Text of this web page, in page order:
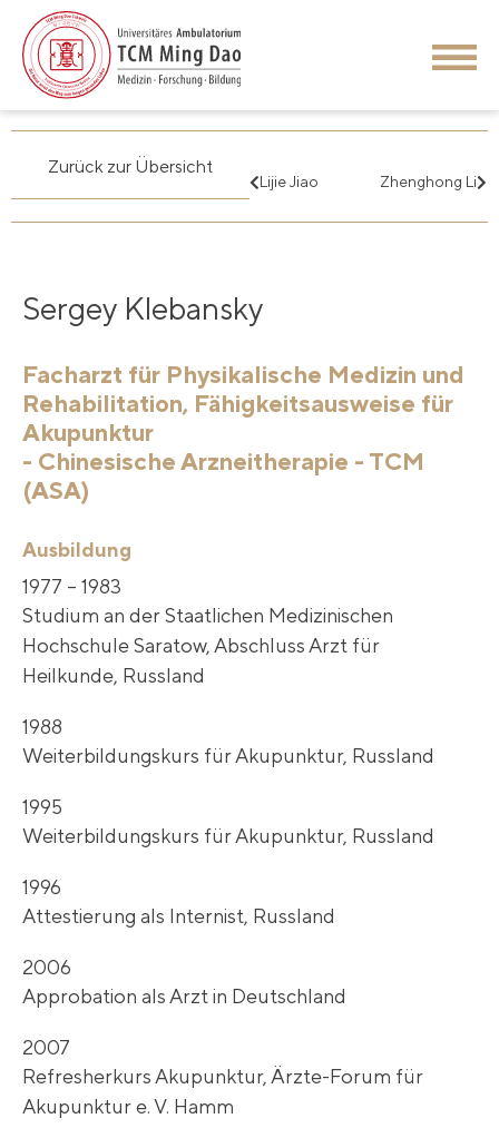
Zurück zur Übersicht
Lijie Jiao Zhenghong Li
Sergey Klebansky
Facharzt für Physikalische Medizin und
Rehabilitation, Fähigkeitsausweise für
Akupunktur
- Chinesische Arzneitherapie - TCM
(ASA)
Ausbildung
1977 – 1983
Studium an der Staatlichen Medizinischen
Hochschule Saratow, Abschluss Arzt für
Heilkunde, Russland
1988
Weiterbildungskurs für Akupunktur, Russland
1995
Weiterbildungskurs für Akupunktur, Russland
1996
Attestierung als Internist, Russland
2006
Approbation als Arzt in Deutschland
2007
Refresherkurs Akupunktur, Ärzte-Forum für
Akupunktur e. V. Hamm